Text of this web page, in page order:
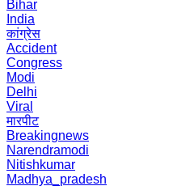
Bihar
India
कांग्रेस
Accident
Congress
Modi
Delhi
Viral
मारपीट
Breakingnews
Narendramodi
Nitishkumar
Madhya_pradesh